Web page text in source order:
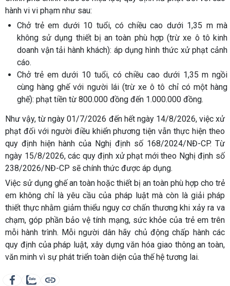
hành vi vi phạm như sau:
Chở trẻ em dưới 10 tuổi, có chiều cao dưới 1,35 m mà
không sử dụng thiết bị an toàn phù hợp (trừ xe ô tô kinh
doanh vận tải hành khách): áp dụng hình thức xử phạt cảnh
cáo.
Chở trẻ em dưới 10 tuổi, có chiều cao dưới 1,35 m ngồi
cùng hàng ghế với người lái (trừ xe ô tô chỉ có một hàng
ghế): phạt tiền từ 800.000 đồng đến 1.000.000 đồng.
Như vậy, từ ngày 01/7/2026 đến hết ngày 14/8/2026, việc xử
phạt đối với người điều khiển phương tiện vẫn thực hiện theo
quy định hiện hành của Nghị định số 168/2024/NĐ-CP. Từ
ngày 15/8/2026, các quy định xử phạt mới theo Nghị định số
238/2026/NĐ-CP sẽ chính thức được áp dụng.
Việc sử dụng ghế an toàn hoặc thiết bị an toàn phù hợp cho trẻ
em không chỉ là yêu cầu của pháp luật mà còn là giải pháp
thiết thực nhằm giảm thiểu nguy cơ chấn thương khi xảy ra va
chạm, góp phần bảo vệ tính mạng, sức khỏe của trẻ em trên
mỗi hành trình. Mỗi người dân hãy chủ động chấp hành các
quy định của pháp luật, xây dựng văn hóa giao thông an toàn,
văn minh vì sự phát triển toàn diện của thế hệ tương lai.